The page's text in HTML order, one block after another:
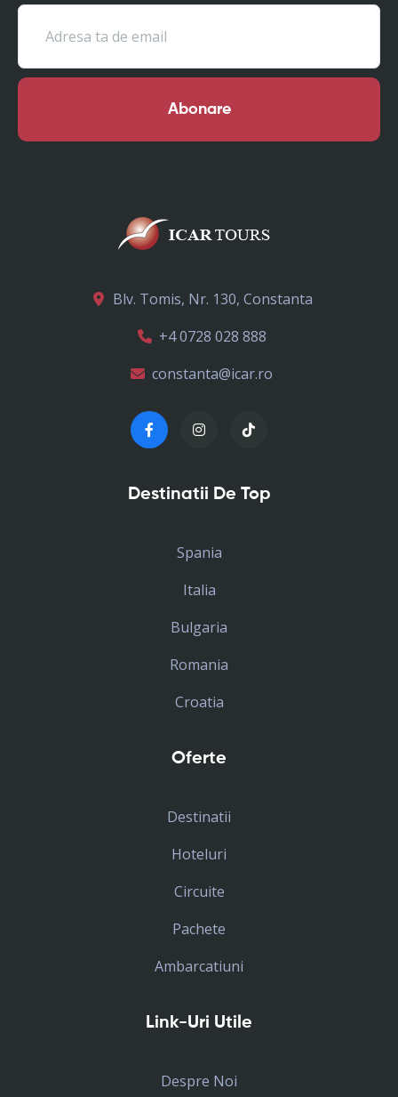
Abonare
Blv. Tomis, Nr. 130, Constanta
+4 0728 028 888
constanta@icar.ro
Destinatii De Top
Spania
Italia
Bulgaria
Romania
Croatia
Oferte
Destinatii
Hoteluri
Circuite
Pachete
Ambarcatiuni
Link-Uri Utile
Despre Noi